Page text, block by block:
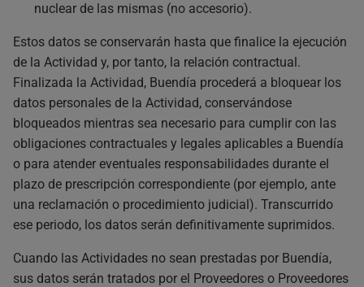
nuclear de las mismas (no accesorio).
Estos datos se conservarán hasta que finalice la ejecución
de la Actividad y, por tanto, la relación contractual.
Finalizada la Actividad, Buendía procederá a bloquear los
datos personales de la Actividad, conservándose
bloqueados mientras sea necesario para cumplir con las
obligaciones contractuales y legales aplicables a Buendía
o para atender eventuales responsabilidades durante el
plazo de prescripción correspondiente (por ejemplo, ante
una reclamación o procedimiento judicial). Transcurrido
ese periodo, los datos serán definitivamente suprimidos.
Cuando las Actividades no sean prestadas por Buendía,
sus datos serán tratados por el Proveedores o Proveedores